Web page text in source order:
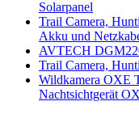
Solarpanel
Trail Camera,
Akku und
AVTECH
Trail Camera,
Wildkamera OXE
Nachtsichtgerät